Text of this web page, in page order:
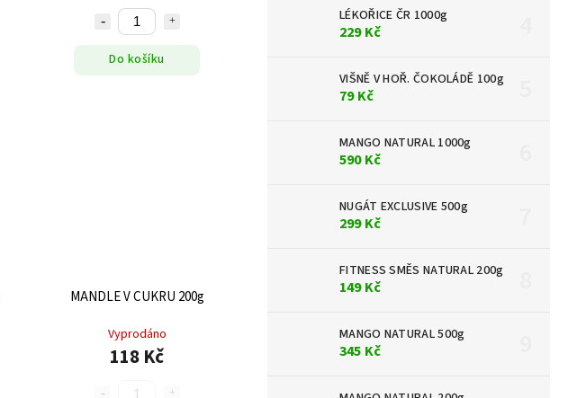
LÉKOŘICE ČR 1000g
229 Kč
VIŠNĚ V HOŘ. ČOKOLÁDĚ 100g
79 Kč
MANGO NATURAL 1000g
590 Kč
NUGÁT EXCLUSIVE 500g
299 Kč
FITNESS SMĚS NATURAL 200g
149 Kč
MANGO NATURAL 500g
345 Kč
Do košíku
MANDLE V CUKRU 200g
Vyprodáno
118 Kč